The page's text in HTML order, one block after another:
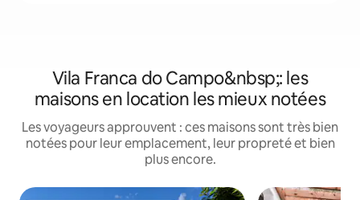
Vila Franca do Campo&nbsp;: les
maisons en location les mieux notées
Les voyageurs approuvent : ces maisons sont très bien
notées pour leur emplacement, leur propreté et bien
plus encore.